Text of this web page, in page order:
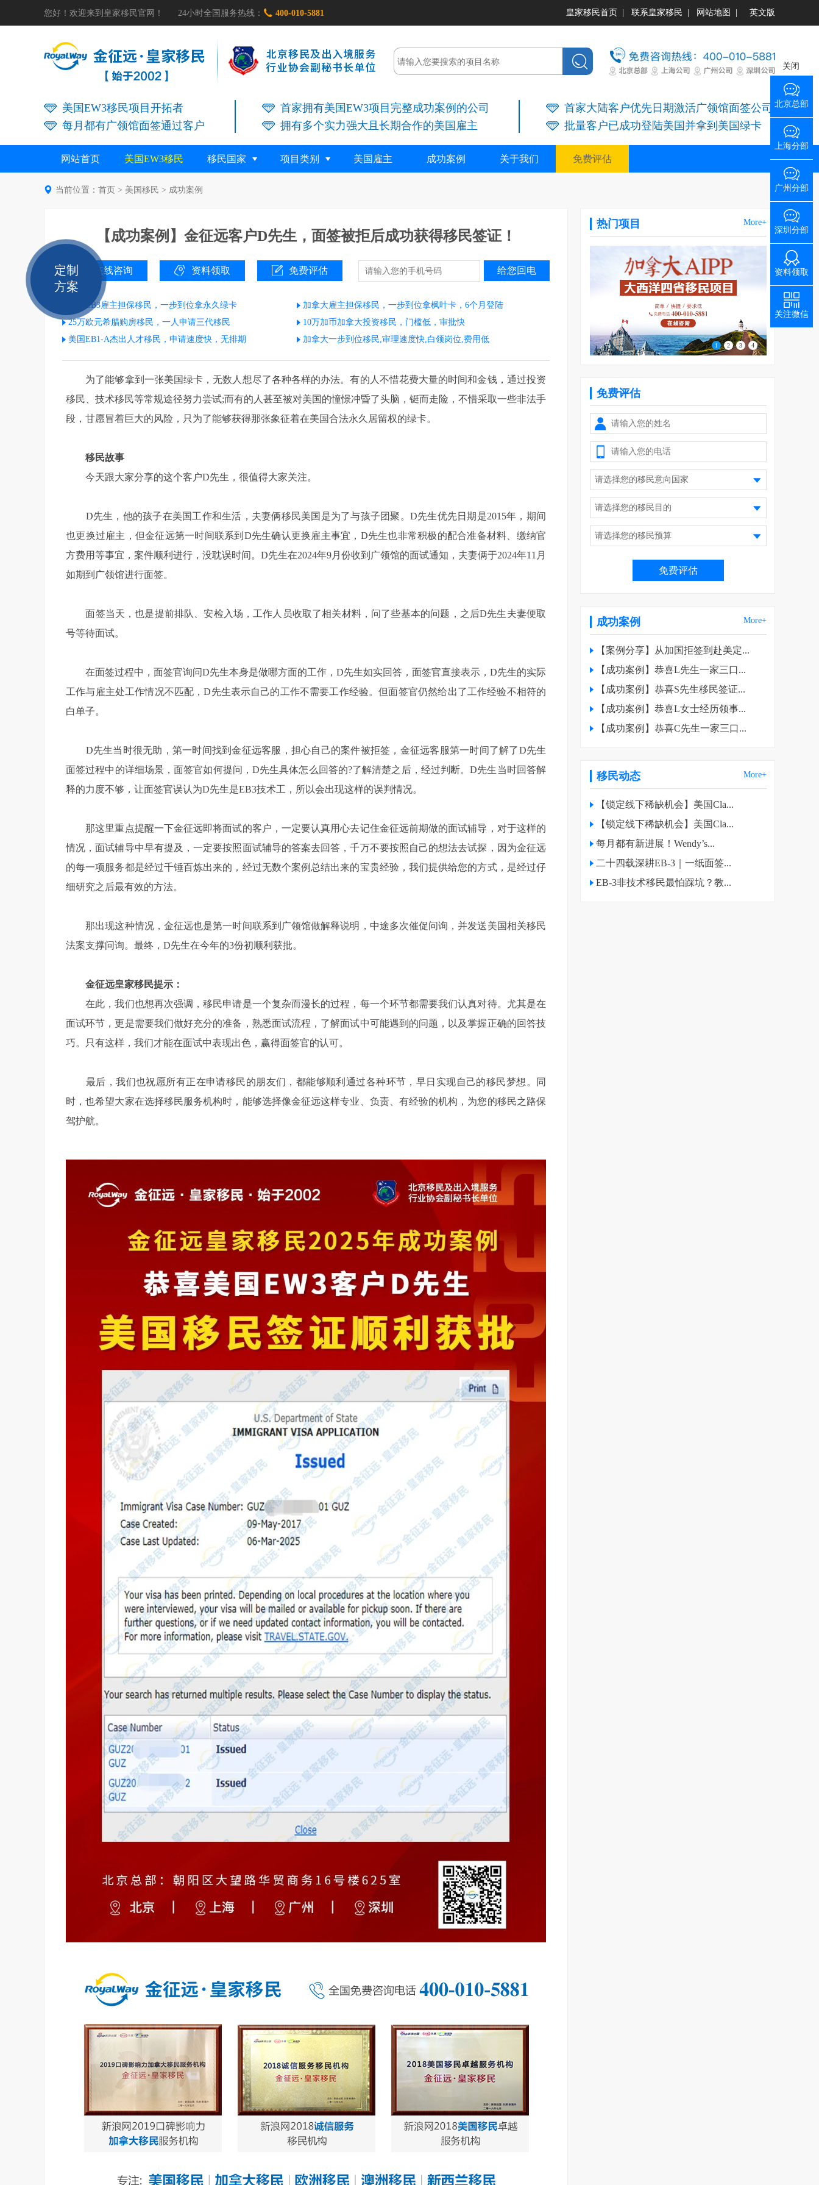
您好！欢迎来到皇家移民官网！ 24小时全国服务热线：  400-010-5881 皇家移民首页 联系皇家移民 网站地图 英文版
美国EW3移民项目开拓者
每月都有广领馆面签通过客户
首家拥有美国EW3项目完整成功案例的公司
拥有多个实力强大且长期合作的美国雇主
首家大陆客户优先日期激活广领馆面签公司
批量客户已成功登陆美国并拿到美国绿卡
网站首页 美国EW3移民 移民国家 项目类别 美国雇主 成功案例 关于我们 免费评估
 当前位置： 首页 > 美国移民 > 成功案例
【成功案例】金征远客户D先生，面签被拒后成功获得移民签证！
在线咨询 资料领取 免费评估
美国EB3雇主担保移民，一步到位拿永久绿卡
加拿大雇主担保移民，一步到位拿枫叶卡，6个月登陆
25万欧元希腊购房移民，一人申请三代移民
10万加币加拿大投资移民，门槛低，审批快
美国EB1-A杰出人才移民，申请速度快，无排期
加拿大一步到位移民,审理速度快,白领岗位,费用低
为了能够拿到一张美国绿卡，无数人想尽了各种各样的办法。有的人不惜花费大量的时间和金钱，通过投资
移民、技术移民等常规途径努力尝试;而有的人甚至被对美国的憧憬冲昏了头脑，铤而走险，不惜采取一些非法手
段，甘愿冒着巨大的风险，只为了能够获得那张象征着在美国合法永久居留权的绿卡。
移民故事
今天跟大家分享的这个客户D先生，很值得大家关注。
D先生，他的孩子在美国工作和生活，夫妻俩移民美国是为了与孩子团聚。D先生优先日期是2015年，期间
也更换过雇主，但金征远第一时间联系到D先生确认更换雇主事宜，D先生也非常积极的配合准备材料、缴纳官
方费用等事宜，案件顺利进行，没耽误时间。D先生在2024年9月份收到广领馆的面试通知，夫妻俩于2024年11月
如期到广领馆进行面签。
面签当天，也是提前排队、安检入场，工作人员收取了相关材料，问了些基本的问题，之后D先生夫妻便取
号等待面试。
在面签过程中，面签官询问D先生本身是做哪方面的工作，D先生如实回答，面签官直接表示，D先生的实际
工作与雇主处工作情况不匹配，D先生表示自己的工作不需要工作经验。但面签官仍然给出了工作经验不相符的
白单子。
D先生当时很无助，第一时间找到金征远客服，担心自己的案件被拒签，金征远客服第一时间了解了D先生
面签过程中的详细场景，面签官如何提问，D先生具体怎么回答的?了解清楚之后，经过判断。D先生当时回答解
释的力度不够，让面签官误认为D先生是EB3技术工，所以会出现这样的误判情况。
那这里重点提醒一下金征远即将面试的客户，一定要认真用心去记住金征远前期做的面试辅导，对于这样的
情况，面试辅导中早有提及，一定要按照面试辅导的答案去回答，千万不要按照自己的想法去试探，因为金征远
的每一项服务都是经过千锤百炼出来的，经过无数个案例总结出来的宝贵经验，我们提供给您的方式，是经过仔
细研究之后最有效的方法。
那出现这种情况，金征远也是第一时间联系到广领馆做解释说明，中途多次催促问询，并发送美国相关移民
法案支撑问询。最终，D先生在今年的3份初顺利获批。
金征远皇家移民提示：
在此，我们也想再次强调，移民申请是一个复杂而漫长的过程，每一个环节都需要我们认真对待。尤其是在
面试环节，更是需要我们做好充分的准备，熟悉面试流程，了解面试中可能遇到的问题，以及掌握正确的回答技
巧。只有这样，我们才能在面试中表现出色，赢得面签官的认可。
最后，我们也祝愿所有正在申请移民的朋友们，都能够顺利通过各种环节，早日实现自己的移民梦想。同
时，也希望大家在选择移民服务机构时，能够选择像金征远这样专业、负责、有经验的机构，为您的移民之路保
驾护航。
热门项目 More+
1 2 3 4
免费评估
成功案例 More+
【案例分享】从加国拒签到赴美定...
【成功案例】恭喜L先生一家三口...
【成功案例】恭喜S先生移民签证...
【成功案例】恭喜L女士经历领事...
【成功案例】恭喜C先生一家三口...
移民动态 More+
【锁定线下稀缺机会】美国Cla...
【锁定线下稀缺机会】美国Cla...
每月都有新进展！Wendy’s...
二十四载深耕EB-3｜一纸面签...
EB-3非技术移民最怕踩坑？教...
关闭
北京总部
上海分部
广州分部
深圳分部
资料领取
关注微信
定制
方案